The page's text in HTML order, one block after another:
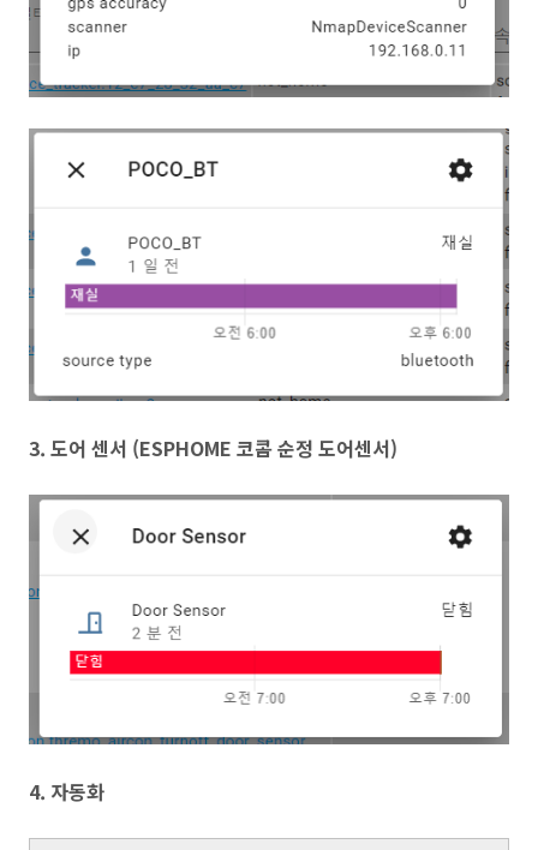
3. 도어 센서 (ESPHOME 코콤 순정 도어센서)
4. 자동화